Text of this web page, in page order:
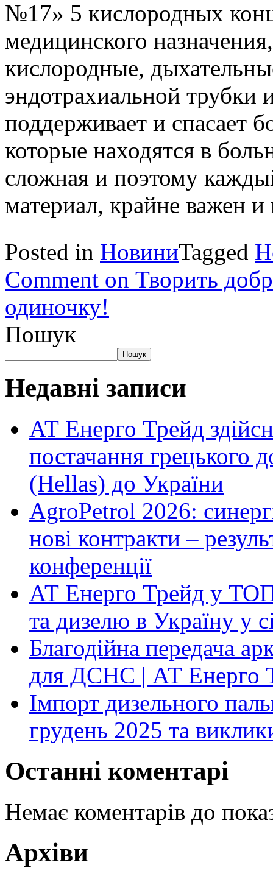
№17» 5 кислородных
медицинского
кислородные,
эндотрахиальной трубки
поддерживает и спасает
которые находятся в
сложная и поэтому
материал, крайне важен и
Posted in НовиниTagged
Comment on Творить
одиночку!
Пошук
Пошук
Недавні записи
АТ Енерго Трейд
постачання грецького
(Hellas) до України
AgroPetrol 2026:
нові контракти –
конференції
АТ Енерго Трейд у
та дизелю в Україну у
Благодійна передача
для ДСНС | АТ Енерго
Імпорт дизельного
грудень 2025 та
Останні коментарі
Немає коментарів до
Архіви